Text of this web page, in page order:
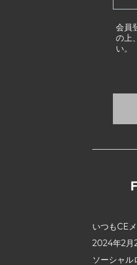
会員
の上
い。
いつもCE
2024年2月
ソーシャ